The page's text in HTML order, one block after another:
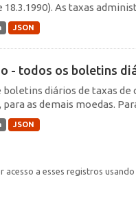
18.3.1990). As taxas
JSON
- todos os boletins
diários de taxas de
as demais moedas.
JSON
acesso a esses registros usando